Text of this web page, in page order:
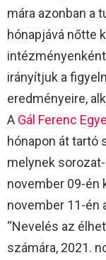
mára azonban a
hónapjává nőtte
irányítjuk a
eredményeire,
A Gál Ferenc
hónapon át tartó
melynek
november 09-én
november 11-én
“Nevelés az
számára, 2021.